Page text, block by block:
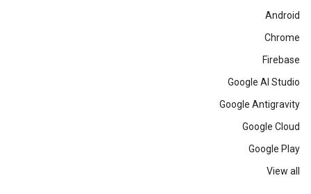
Android
Chrome
Firebase
Google AI Studio
Google Antigravity
Google Cloud
Google Play
View all